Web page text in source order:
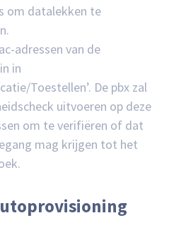
om datalekken te
adressen van de
in
Toestellen’. De pbx zal
uitvoeren op deze
om te verifiëren of dat
mag krijgen tot het